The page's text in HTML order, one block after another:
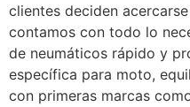
clientes deciden
contamos con todo lo
de neumáticos rápido y
específica para moto,
con primeras marcas